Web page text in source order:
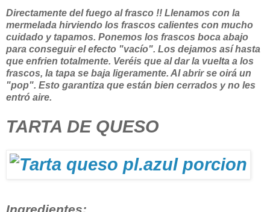
Directamente del fuego al frasco !! Llenamos con la
mermelada hirviendo los frascos calientes con mucho
cuidado y tapamos. Ponemos los frascos boca abajo
para conseguir el efecto "vacío". Los dejamos así hasta
que enfrien totalmente. Veréis que al dar la vuelta a los
frascos, la tapa se baja ligeramente. Al abrir se oirá un
"pop". Esto garantiza que están bien cerrados y no les
entró aire.
TARTA DE QUESO